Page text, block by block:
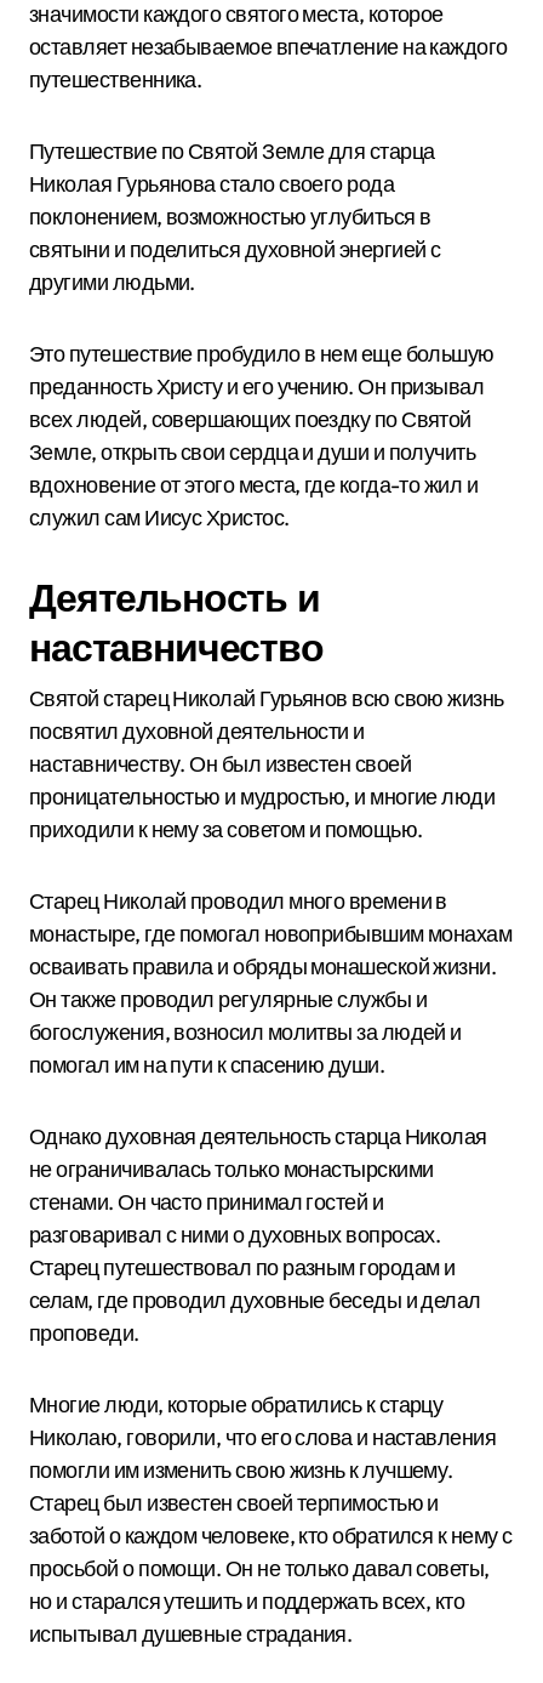
значимости каждого святого места, которое
оставляет незабываемое впечатление на каждого
путешественника.
Путешествие по Святой Земле для старца
Николая Гурьянова стало своего рода
поклонением, возможностью углубиться в
святыни и поделиться духовной энергией с
другими людьми.
Это путешествие пробудило в нем еще большую
преданность Христу и его учению. Он призывал
всех людей, совершающих поездку по Святой
Земле, открыть свои сердца и души и получить
вдохновение от этого места, где когда-то жил и
служил сам Иисус Христос.
Деятельность и
наставничество
Святой старец Николай Гурьянов всю свою жизнь
посвятил духовной деятельности и
наставничеству. Он был известен своей
проницательностью и мудростью, и многие люди
приходили к нему за советом и помощью.
Старец Николай проводил много времени в
монастыре, где помогал новоприбывшим монахам
осваивать правила и обряды монашеской жизни.
Он также проводил регулярные службы и
богослужения, возносил молитвы за людей и
помогал им на пути к спасению души.
Однако духовная деятельность старца Николая
не ограничивалась только монастырскими
стенами. Он часто принимал гостей и
разговаривал с ними о духовных вопросах.
Старец путешествовал по разным городам и
селам, где проводил духовные беседы и делал
проповеди.
Многие люди, которые обратились к старцу
Николаю, говорили, что его слова и наставления
помогли им изменить свою жизнь к лучшему.
Старец был известен своей терпимостью и
заботой о каждом человеке, кто обратился к нему с
просьбой о помощи. Он не только давал советы,
но и старался утешить и поддержать всех, кто
испытывал душевные страдания.